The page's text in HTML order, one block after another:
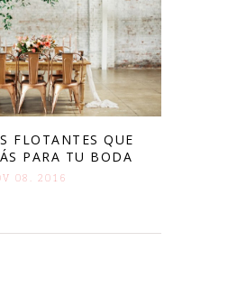
FLOTANTES QUE
PARA TU BODA
08. 2016